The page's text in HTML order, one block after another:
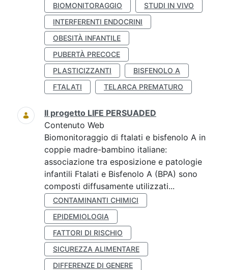
BIOMONITORAGGIO
STUDI IN VIVO
INTERFERENTI ENDOCRINI
OBESITÀ INFANTILE
PUBERTÀ PRECOCE
PLASTICIZZANTI
BISFENOLO A
FTALATI
TELARCA PREMATURO
Il progetto LIFE PERSUADED
Contenuto Web
Biomonitoraggio di ftalati e bisfenolo A in
coppie madre-bambino italiane:
associazione tra esposizione e patologie
infantili Ftalati e Bisfenolo A (BPA) sono
composti diffusamente utilizzati...
CONTAMINANTI CHIMICI
EPIDEMIOLOGIA
FATTORI DI RISCHIO
SICUREZZA ALIMENTARE
DIFFERENZE DI GENERE